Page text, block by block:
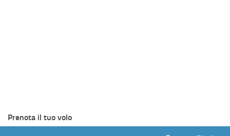
Prenota il tuo volo